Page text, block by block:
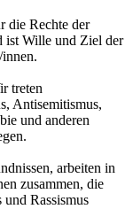
die Rechte der
ist Wille und Ziel der
treten
Antisemitismus,
und anderen
arbeiten in
zusammen, die
und Rassismus